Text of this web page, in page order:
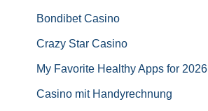
Bondibet Casino
Crazy Star Casino
My Favorite Healthy Apps for 2026
Casino mit Handyrechnung